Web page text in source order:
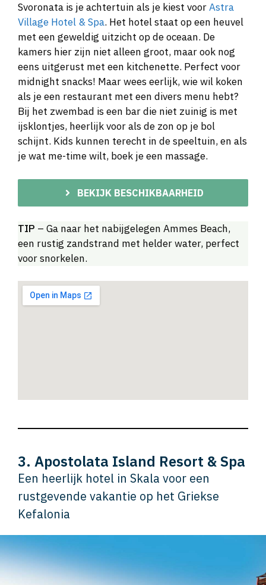
Svoronata is je achtertuin als je kiest voorAstra
Village Hotel & Spa. Het hotel staat op een heuvel
met een geweldig uitzicht op de oceaan. De
kamers hier zijn niet alleen groot, maar ook nog
eens uitgerust met een kitchenette. Perfect voor
midnight snacks! Maar wees eerlijk, wie wil koken
als je een restaurant met een divers menu hebt?
Bij het zwembad is een bar die niet zuinig is met
ijsklontjes, heerlijk voor als de zon op je bol
schijnt. Kids kunnen terecht in de speeltuin, en als
je wat me-time wilt, boek je een massage.
BEKIJK BESCHIKBAARHEID
TIP – Ga naar het nabijgelegen Ammes Beach,
een rustig zandstrand met helder water, perfect
voor snorkelen.
3. Apostolata Island Resort & Spa
Een heerlijk hotel in Skala voor een
rustgevende vakantie op het Griekse
Kefalonia